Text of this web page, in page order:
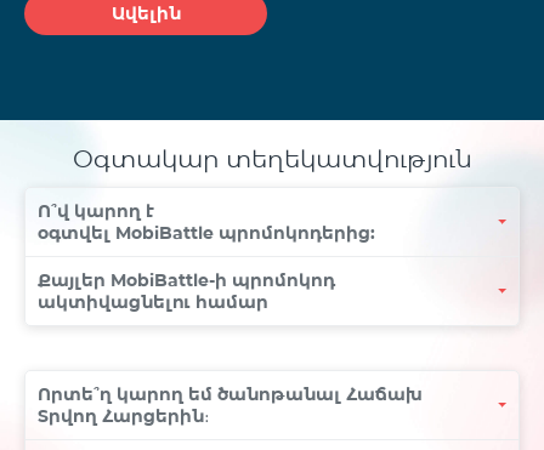
Ավելին
Օգտակար տեղեկատվություն
Ո՞վ կարող է
օգտվել MobiBattle պրոմոկոդերից:
Քայլեր MobiBattle-ի պրոմոկոդ
ակտիվացնելու համար
Որտե՞ղ կարող եմ ծանոթանալ Հաճախ
Տրվող Հարցերին։